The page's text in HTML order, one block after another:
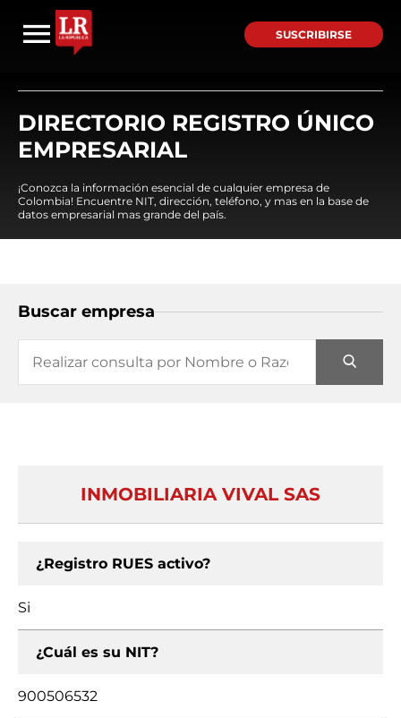
SUSCRIBIRSE
DIRECTORIO REGISTRO ÚNICO
EMPRESARIAL
¡Conozca la información esencial de cualquier empresa de
Colombia! Encuentre NIT, dirección, teléfono, y mas en la base de
datos empresarial mas grande del país.
Buscar empresa
INMOBILIARIA VIVAL SAS
¿Registro RUES activo?
Si
¿Cuál es su NIT?
900506532